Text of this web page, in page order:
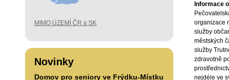
MIMO ÚZEMÍ ČR a SK
Novinky
Domov pro seniory ve Frýdku-Místku
Informace
organizace
služby
městských
služby
zdravotně
nejdéle ve